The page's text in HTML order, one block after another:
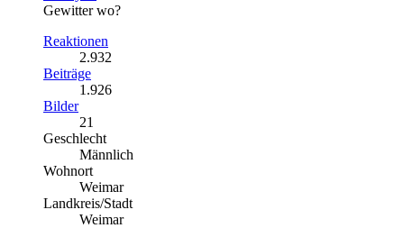
Gewitter wo?
Reaktionen
2.932
Beiträge
1.926
Bilder
21
Geschlecht
Männlich
Wohnort
Weimar
Landkreis/Stadt
Weimar